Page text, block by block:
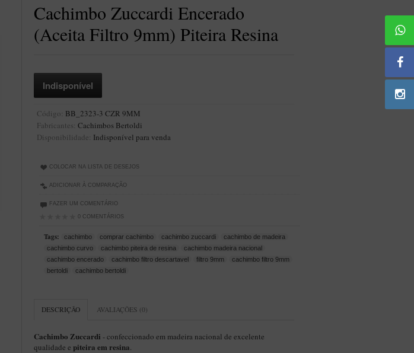
Cachimbo Zuccardi Encerado
(Aceita Filtro 9mm) Piteira Resina
Código: BB_2323-3 CZR 9MM
Fabricantes: Cachimbos Bertoldi
Disponibilidade: Indisponível para venda
COLOCAR NA LISTA DE DESEJOS
ADICIONAR À COMPARAÇÃO
FAZER UM COMENTÁRIO
0 COMENTÁRIOS
Tags: cachimbo comprar cachimbo cachimbo zuccardi
cachimbo de madeira
cachimbo curvo
cachimbo piteira de resina
cachimbo madeira nacional
cachimbo encerado
cachimbo filtro descartavel filtro 9mm
cachimbo filtro 9mm
bertoldi
cachimbo bertoldi
DESCRIÇÃO AVALIAÇÕES (0)
Cachimbo Zuccardi - confeccionado em madeira nacional de excelente
qualidade e piteira em resina.